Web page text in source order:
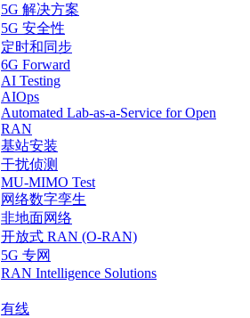
5G 解决方案
5G 安全性
定时和同步
6G Forward
AI Testing
AIOps
Automated Lab-as-a-Service for Open
RAN
基站安装
干扰侦测
MU-MIMO Test
网络数字孪生
非地面网络
开放式 RAN (O-RAN)
5G 专网
RAN Intelligence Solutions
有线